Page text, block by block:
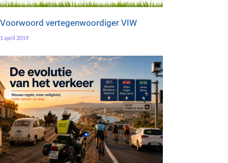
Voorwoord vertegenwoordiger VIW
1 april 2019